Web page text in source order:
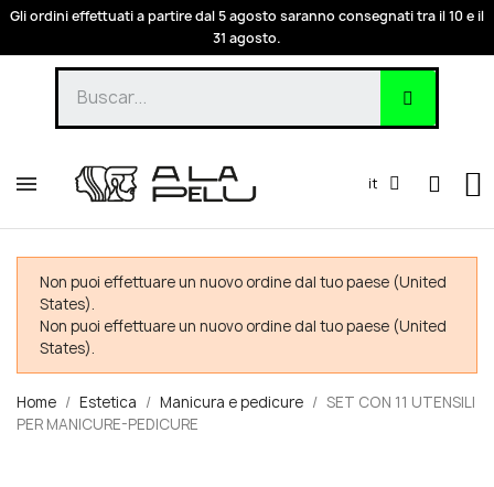
Gli ordini effettuati a partire dal 5 agosto saranno consegnati tra il 10 e il
31 agosto.
it
Non puoi effettuare un nuovo ordine dal tuo paese (United
States).
Non puoi effettuare un nuovo ordine dal tuo paese (United
States).
Home Estetica Manicura e pedicure
SET CON 11 UTENSILI
PER MANICURE-PEDICURE